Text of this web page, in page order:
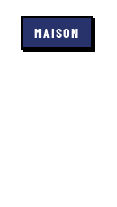
MAISON